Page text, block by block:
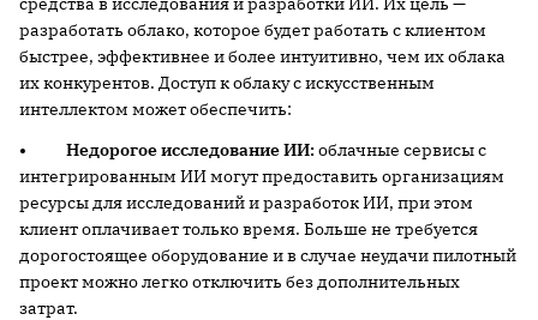
разработать облако, которое будет работать с клиентом
быстрее, эффективнее и более интуитивно, чем их облака
их конкурентов. Доступ к облаку с искусственным
интеллектом может обеспечить:
• Недорогое исследование ИИ:облачные сервисы с
интегрированным ИИ могут предоставить организациям
ресурсы для исследований и разработок ИИ, при этом
клиент оплачивает только время. Больше не требуется
дорогостоящее оборудование и в случае неудачи пилотный
проект можно легко отключить без дополнительных
затрат.